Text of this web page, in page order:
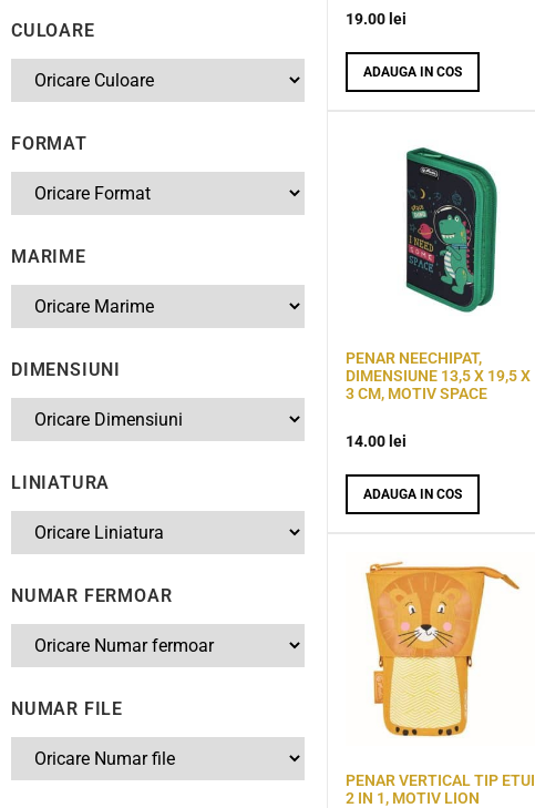
CULOARE
FORMAT
MARIME
DIMENSIUNI
LINIATURA
NUMAR FERMOAR
NUMAR FILE
19.00 lei
ADAUGA IN COS
PENAR NEECHIPAT,
DIMENSIUNE 13,5 X 19,5 X
3 CM, MOTIV SPACE
14.00 lei
ADAUGA IN COS
PENAR VERTICAL TIP ETUI
2 IN 1, MOTIV LION